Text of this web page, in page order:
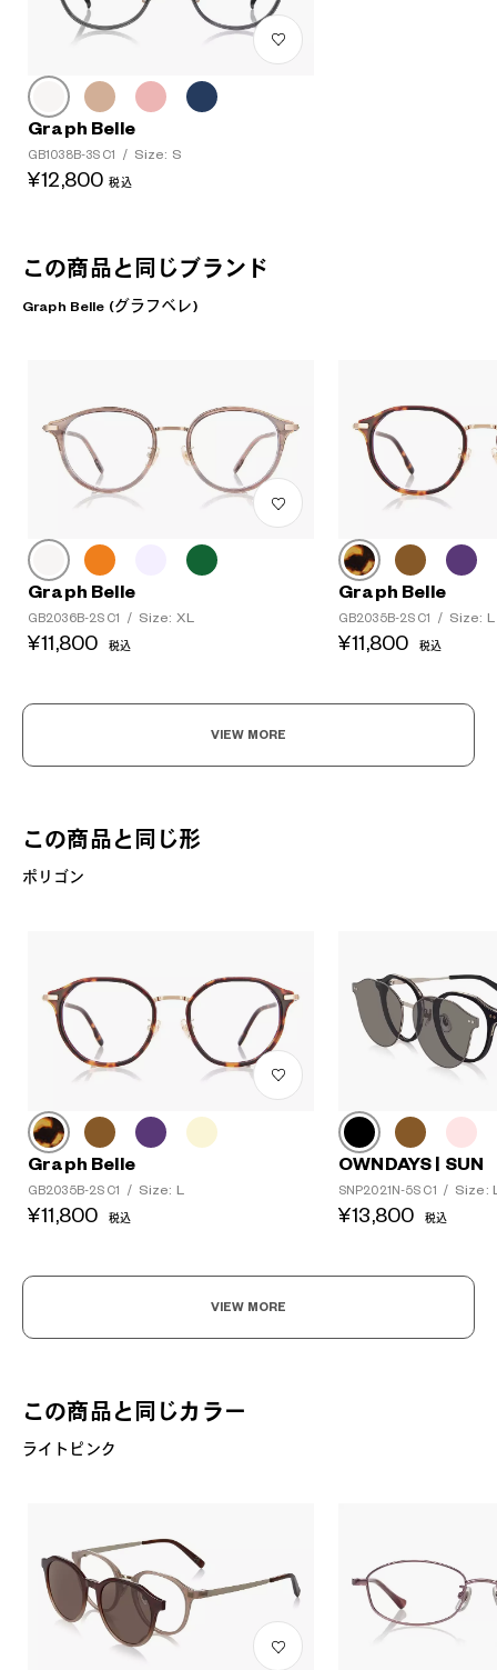
Graph Belle
GB1038B-3S C1 / Size: S
¥12,800 税込
この商品と同じブランド
Graph Belle (グラフベレ)
Graph Belle
GB2036B-2S C1 / Size: XL
¥11,800 税込
Graph Belle
GB2035B-2S C1 / Size: L
¥11,800 税込
VIEW MORE
この商品と同じ形
ポリゴン
Graph Belle
GB2035B-2S C1 / Size: L
¥11,800 税込
OWNDAYS | SUN
SNP2021N-5S C1 / Size:
¥13,800 税込
VIEW MORE
この商品と同じカラー
ライトピンク